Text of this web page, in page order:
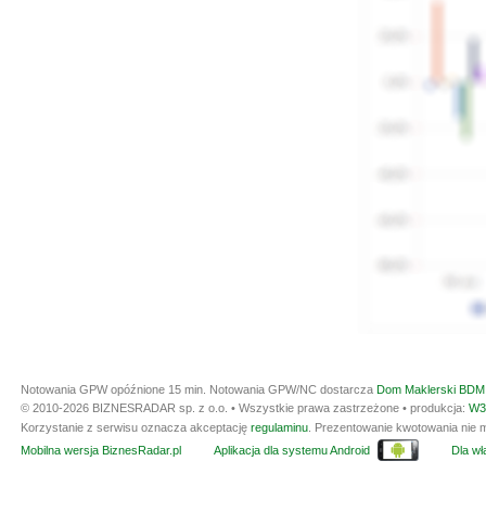
Notowania GPW opóźnione 15 min. Notowania GPW/NC dostarcza Dom Maklerski
© 2010-2026 BIZNESRADAR sp. z o.o. • Wszystkie prawa zastrzeżone • produkcja:
Korzystanie z serwisu oznacza akceptację regulaminu. Prezentowanie kwotowania nie
Mobilna wersja BiznesRadar.pl
Aplikacja dla systemu Android Dla